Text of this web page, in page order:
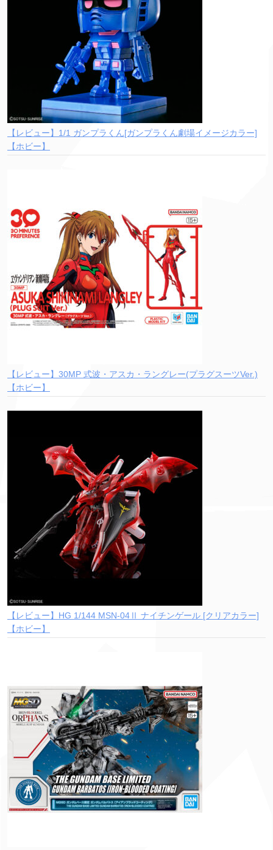
【レビュー】1/1 ガンプラくん[ガンプラくん劇場イメージカラー]
【ホビー】
【レビュー】30MP 式波・アスカ・ラングレー(プラグスーツVer.)
【ホビー】
【レビュー】HG 1/144 MSN-04Ⅱ ナイチンゲール [クリアカラー]
【ホビー】